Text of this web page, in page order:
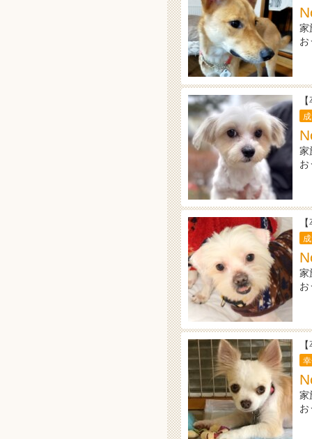
家
お
家
お
家
お
家
お